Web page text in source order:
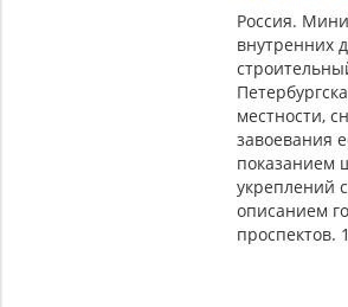
Россия.
внутренних
местности,
завоевания
показанием
укреплений
описанием
проспектов.